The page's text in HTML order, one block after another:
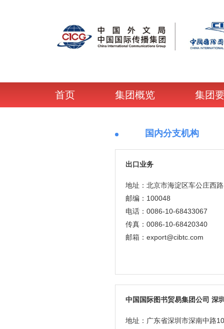
首页 集团概览 集团
国内分支机构
出口业务
地址：北京市海淀区车公庄西
邮编：100048
电话：0086-10-68433067
传真：0086-10-68420340
邮箱：export@cibtc.com
中国国际图书贸易集团公司 深
地址：广东省深圳市深南中路